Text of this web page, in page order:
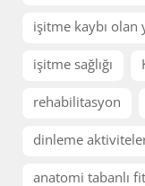
işitme kaybı olan
işitme sağlığı
rehabilitasyon
dinleme
anatomi tabanlı